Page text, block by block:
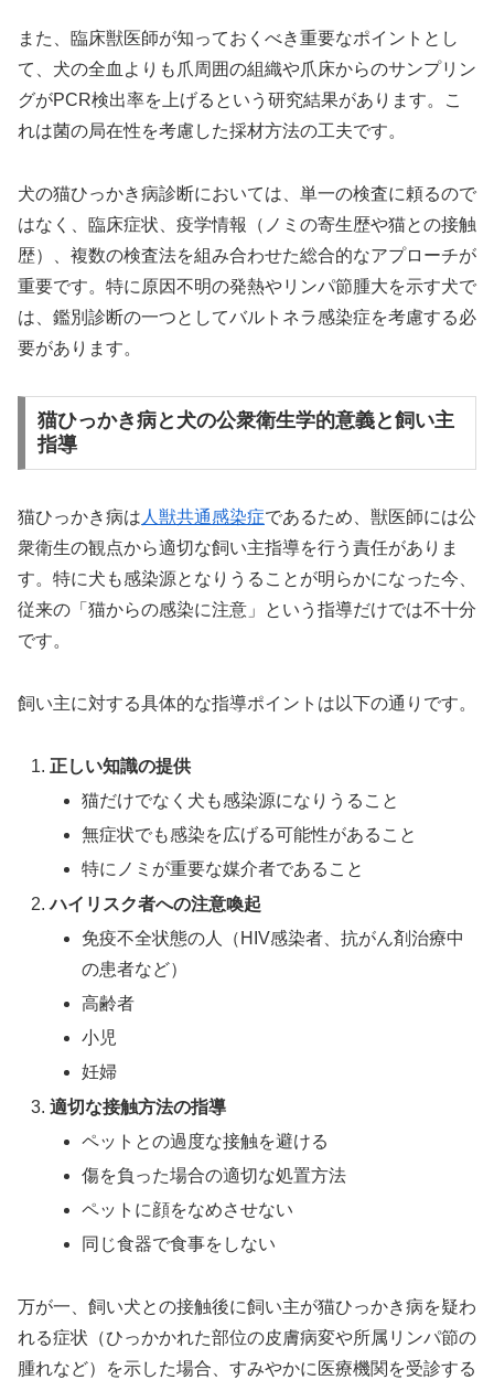
また、臨床獣医師が知っておくべき重要なポイントとし
て、犬の全血よりも爪周囲の組織や爪床からのサンプリン
グがPCR検出率を上げるという研究結果があります。こ
れは菌の局在性を考慮した採材方法の工夫です。
犬の猫ひっかき病診断においては、単一の検査に頼るので
はなく、臨床症状、疫学情報（ノミの寄生歴や猫との接触
歴）、複数の検査法を組み合わせた総合的なアプローチが
重要です。特に原因不明の発熱やリンパ節腫大を示す犬で
は、鑑別診断の一つとしてバルトネラ感染症を考慮する必
要があります。
猫ひっかき病と犬の公衆衛生学的意義と飼い主
指導
猫ひっかき病は 人獣共通感染症であるため、獣医師には公
衆衛生の観点から適切な飼い主指導を行う責任がありま
す。特に犬も感染源となりうることが明らかになった今、
従来の「猫からの感染に注意」という指導だけでは不十分
です。
飼い主に対する具体的な指導ポイントは以下の通りです。
正しい知識の提供
猫だけでなく犬も感染源になりうること
無症状でも感染を広げる可能性があること
特にノミが重要な媒介者であること
ハイリスク者への注意喚起
免疫不全状態の人（HIV感染者、抗がん剤治療中
の患者など）
高齢者
小児
妊婦
適切な接触方法の指導
ペットとの過度な接触を避ける
傷を負った場合の適切な処置方法
ペットに顔をなめさせない
同じ食器で食事をしない
万が一、飼い犬との接触後に飼い主が猫ひっかき病を疑わ
れる症状（ひっかかれた部位の皮膚病変や所属リンパ節の
腫れなど）を示した場合、すみやかに医療機関を受診する